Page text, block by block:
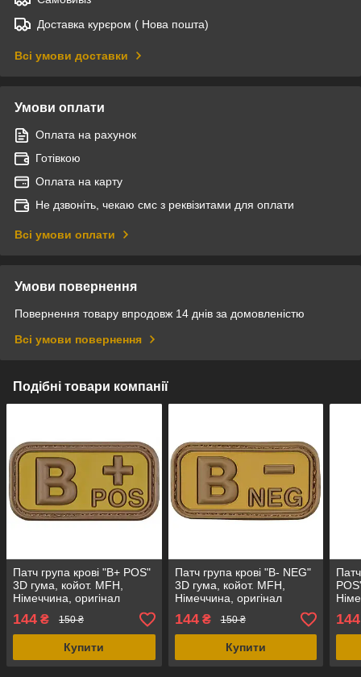
Доставка курєром ( Нова пошта)
Всі умови доставки
Умови оплати
Оплата на рахунок
Готівкою
Оплата на карту
Не дзвоніть, чекаю смс з реквізитами для оплати
Всі умови оплати
Умови повернення
Повернення товару впродовж 14 днів за домовленістю
Всі умови повернення
Подібні товари компанії
Патч група крові "B+ POS"
3D гума, койот. MFH,
Німеччина, оригінал
144 ₴ 150 ₴
Купити
Патч група крові "B- NEG"
3D гума, койот. MFH,
Німеччина, оригінал
144₴ 150 ₴
Купити
144